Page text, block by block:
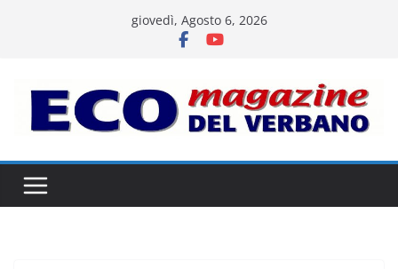
giovedì, Agosto 6, 2026